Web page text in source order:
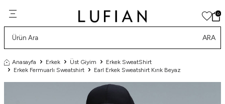
0
ARA
Anasayfa Erkek Üst Giyim
Erkek SweatShirt
Erkek Fermuarlı Sweatshirt
Earl Erkek Sweatshirt Kırık Beyaz